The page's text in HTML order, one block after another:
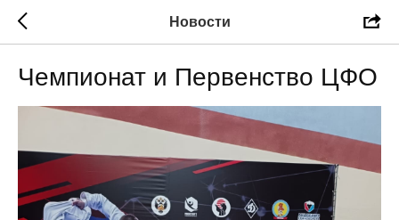
Новости
Чемпионат и Первенство ЦФО